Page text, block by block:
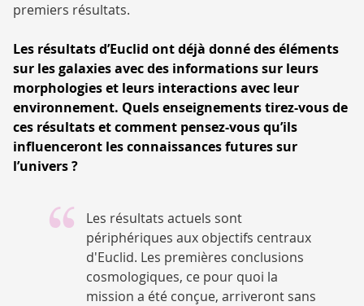
premiers résultats.
Les résultats d’Euclid ont déjà donné des éléments
sur les galaxies avec des informations sur leurs
morphologies et leurs interactions avec leur
environnement. Quels enseignements tirez-vous de
ces résultats et comment pensez-vous qu’ils
influenceront les connaissances futures sur
l’univers ?
Les résultats actuels sont
périphériques aux objectifs centraux
d'Euclid. Les premières conclusions
cosmologiques, ce pour quoi la
mission a été conçue, arriveront sans